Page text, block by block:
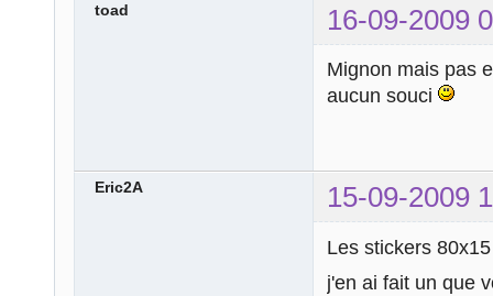
toad 16-09-2009
Mignon mais pas
aucun souci
Eric2A 15-09-2009
Les stickers
j'en ai fait un que